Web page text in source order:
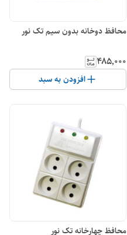
محافظ دوخانه بدون سیم تک نور
۴۸۵٬۰۰۰
افزودن به سبد
محافظ چهارخانه تک نور